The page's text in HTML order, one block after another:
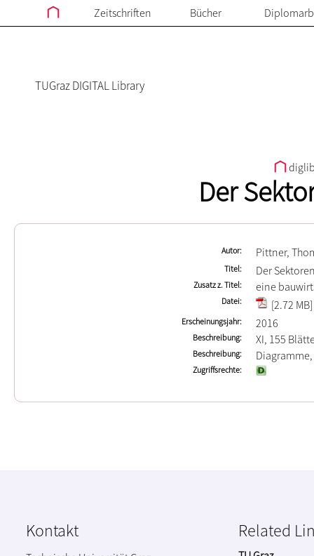
Zeitschriften Bücher
TUGraz DIGITAL Library
Der
Autor Pittner,
Titel Der
Zusatz z. Titel eine
Datei [2.72 MB]
Erscheinungsjahr 2016
Beschreibung XI, 155
Beschreibung
Zugriffsrechte
Kontakt Related